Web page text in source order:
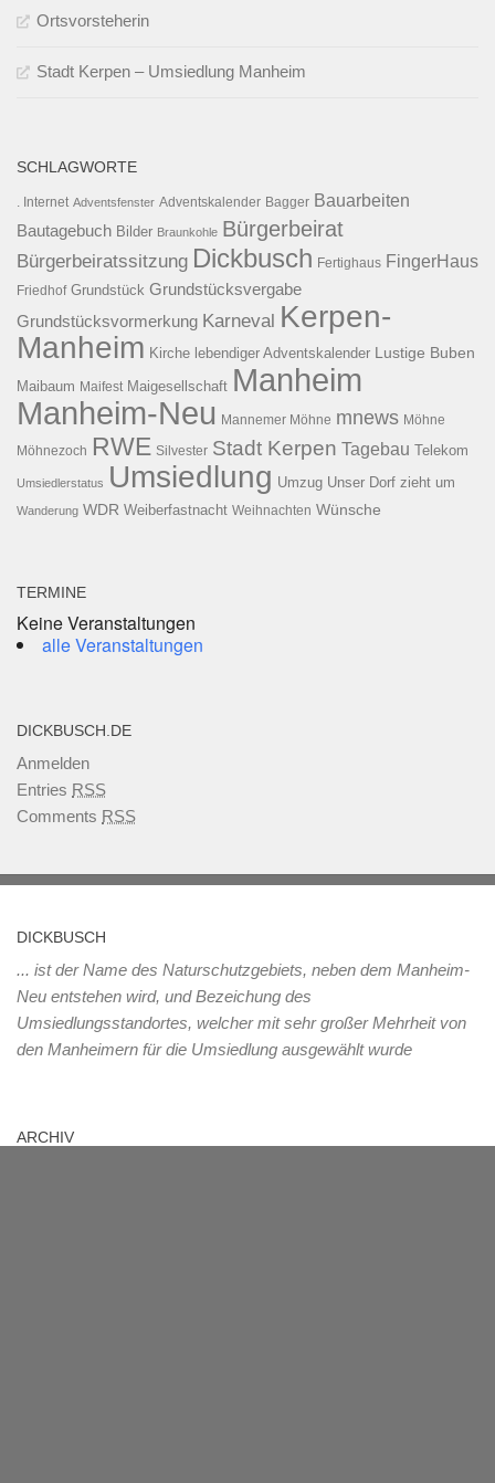
Ortsvorsteherin
Stadt Kerpen – Umsiedlung Manheim
SCHLAGWORTE
. Internet Adventsfenster Adventskalender Bagger Bauarbeiten
Bautagebuch Bilder Braunkohle Bürgerbeirat
Bürgerbeiratssitzung Dickbusch Fertighaus FingerHaus
Friedhof Grundstück Grundstücksvergabe
Grundstücksvormerkung Karneval Kerpen-
Manheim Kirche lebendiger Adventskalender Lustige Buben
Maibaum Maifest Maigesellschaft Manheim
Manheim-Neu Mannemer Möhne mnews Möhne
Möhnezoch RWE Silvester Stadt Kerpen Tagebau Telekom
Umsiedlerstatus Umsiedlung Umzug Unser Dorf zieht um
Wanderung WDR Weiberfastnacht Weihnachten Wünsche
TERMINE
Keine Veranstaltungen
alle Veranstaltungen
DICKBUSCH.DE
Anmelden
Entries RSS
Comments RSS
DICKBUSCH
... ist der Name des Naturschutzgebiets, neben dem Manheim-
Neu entstehen wird, und Bezeichung des
Umsiedlungsstandortes, welcher mit sehr großer Mehrheit von
den Manheimern für die Umsiedlung ausgewählt wurde
ARCHIV